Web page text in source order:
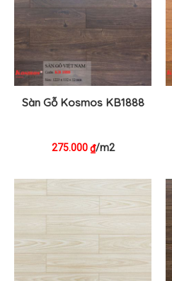
Sàn Gỗ Kosmos KB1888
275.000₫/m2